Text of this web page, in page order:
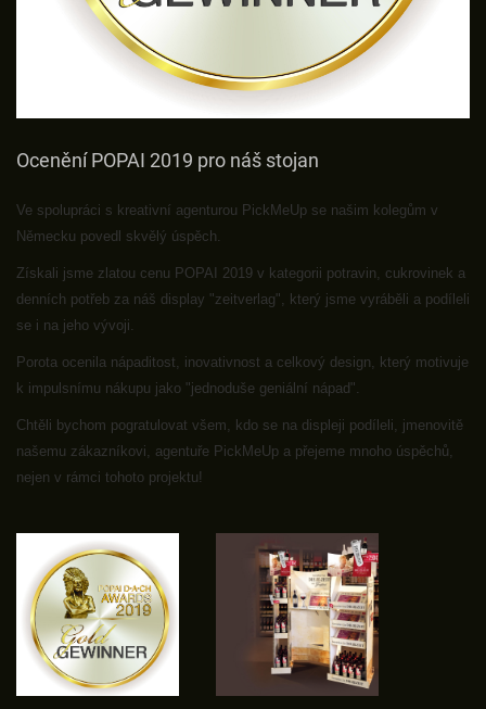
Ocenění POPAI 2019 pro náš stojan
Ve spolupráci s kreativní agenturou PickMeUp se našim kolegům v
Německu povedl skvělý úspěch.
Získali jsme zlatou cenu POPAI 2019 v kategorii potravin, cukrovinek a
denních potřeb za náš display "zeitverlag", který jsme vyráběli a podíleli
se i na jeho vývoji.
Porota ocenila nápaditost, inovativnost a celkový design, který motivuje
k impulsnímu nákupu jako "jednoduše geniální nápad".
Chtěli bychom pogratulovat všem, kdo se na displeji podíleli, jmenovitě
našemu zákazníkovi, agentuře PickMeUp a přejeme mnoho úspěchů,
nejen v rámci tohoto projektu!